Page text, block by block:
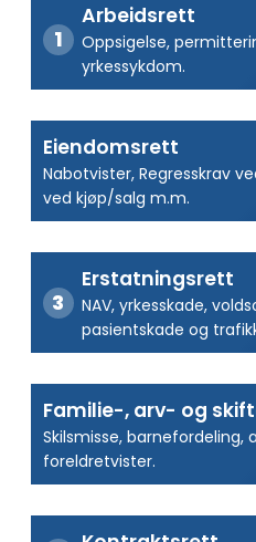
Arbeidsrett
Oppsigelse,
yrkessykdom.
Eiendomsrett
Nabotvister, Regresskrav
ved kjøp/salg m.m.
Erstatningsrett
NAV, yrkesskade,
pasientskade og
Familie-, arv- og
Skilsmisse, barnefordeling,
foreldretvister.